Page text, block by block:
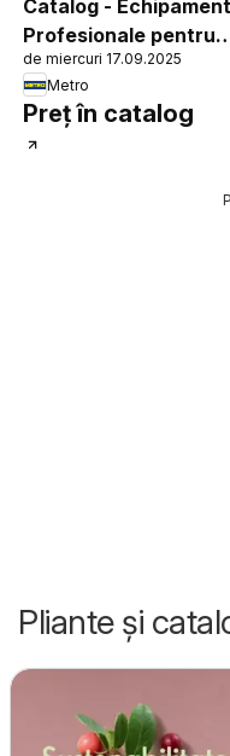
Catalog -
Profesionale pentru
HoReCa
de miercuri 17.09.2025
Metro
Preț în catalog
Pliante și